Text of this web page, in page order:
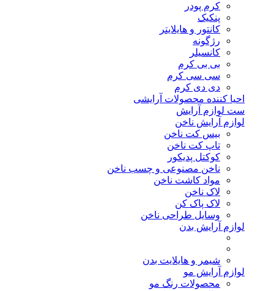
کرم پودر
پنکیک
کانتور و هایلایتر
رژگونه
کانسیلر
بی بی کرم
سی سی کرم
دی دی کرم
احیا کننده محصولات آرایشی
ست لوازم آرایش
لوازم آرایش ناخن
بیس کت ناخن
تاپ کت ناخن
کوکتل پدیکور
ناخن مصنوعی و چسب ناخن
مواد کاشت ناخن
لاک ناخن
لاک پاک کن
وسایل طراحی ناخن
لوازم آرایش بدن
شیمر و هایلایت بدن
لوازم آرایش مو
محصولات رنگ مو